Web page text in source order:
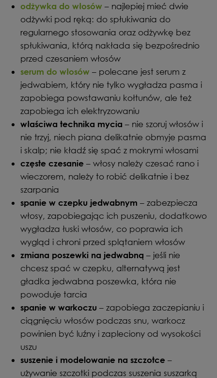
odżywka do włosów – najlepiej mieć dwie
odżywki pod ręką: do spłukiwania do
regularnego stosowania oraz odżywkę bez
spłukiwania, którą nakłada się bezpośrednio
przed czesaniem włosów
serum do włosów – polecane jest serum z
jedwabiem, który nie tylko wygładza pasma i
zapobiega powstawaniu kołtunów, ale też
zapobiega ich elektryzowaniu
właściwa technika mycia – nie szoruj włosów i
nie trzyj, niech piana delikatnie obmyje pasma
i skalp; nie kładź się spać z mokrymi włosami
częste czesanie – włosy należy czesać rano i
wieczorem, należy to robić delikatnie i bez
szarpania
spanie w czepku jedwabnym – zabezpiecza
włosy, zapobiegając ich puszeniu, dodatkowo
wygładza łuski włosów, co poprawia ich
wygląd i chroni przed splątaniem włosów
zmiana poszewki na jedwabną – jeśli nie
chcesz spać w czepku, alternatywą jest
gładka jedwabna poszewka, która nie
powoduje tarcia
spanie w warkoczu – zapobiega zaczepianiu i
ciągnięciu włosów podczas snu, warkocz
powinien być luźny i zapleciony od wysokości
uszu
suszenie i modelowanie na szczotce –
używanie szczotki podczas suszenia suszarką